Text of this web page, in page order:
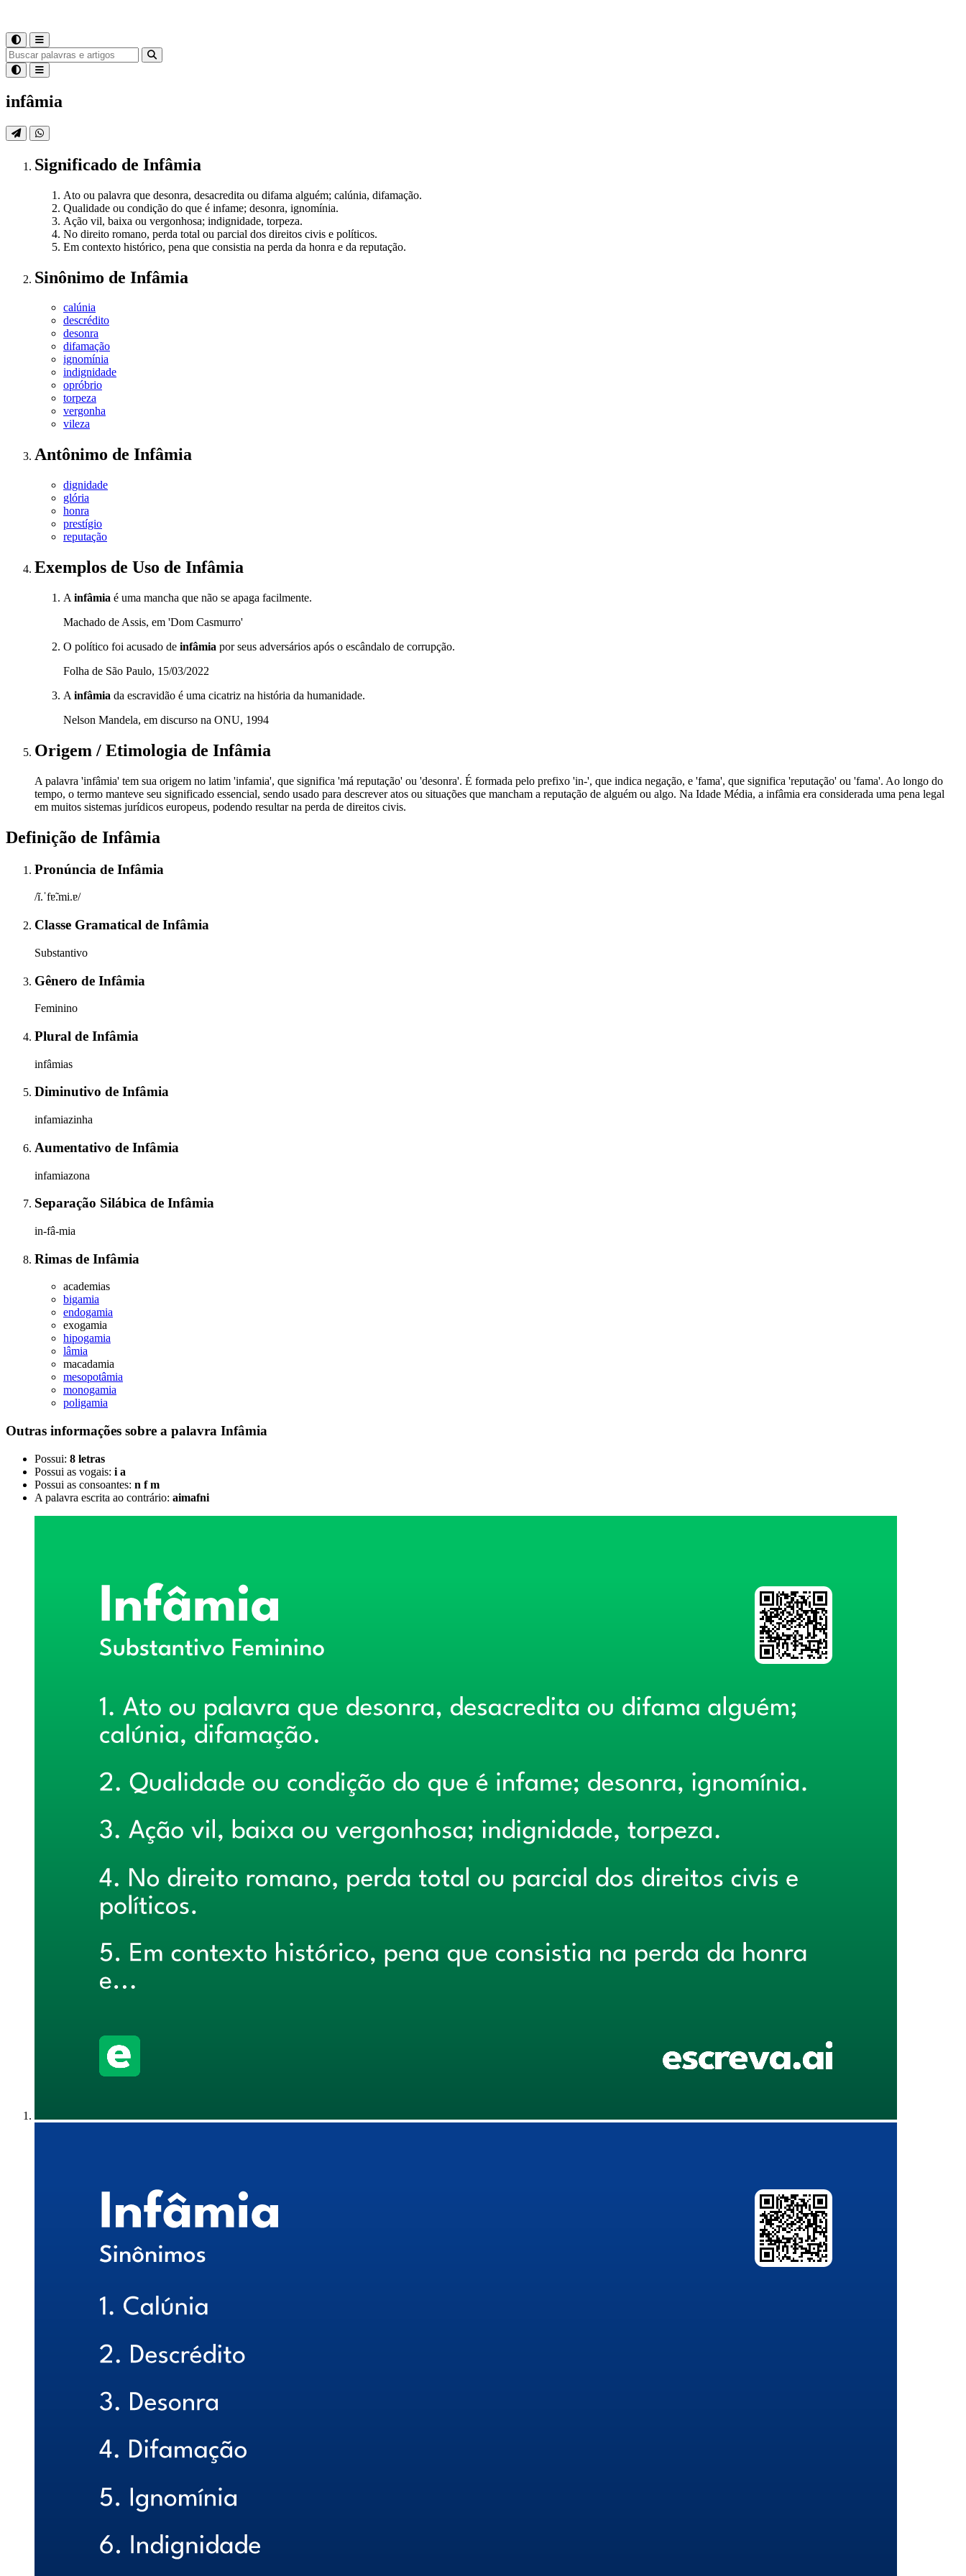
infâmia
Significado de Infâmia
Ato ou palavra que desonra, desacredita ou difama alguém; calúnia, difamação.
Qualidade ou condição do que é infame; desonra, ignomínia.
Ação vil, baixa ou vergonhosa; indignidade, torpeza.
No direito romano, perda total ou parcial dos direitos civis e políticos.
Em contexto histórico, pena que consistia na perda da honra e da reputação.
Sinônimo de Infâmia
calúnia
descrédito
desonra
difamação
ignomínia
indignidade
opróbrio
torpeza
vergonha
vileza
Antônimo de Infâmia
dignidade
glória
honra
prestígio
reputação
Exemplos de Uso de Infâmia
A infâmia é uma mancha que não se apaga facilmente.
Machado de Assis, em 'Dom Casmurro'
O político foi acusado de infâmia por seus adversários após o escândalo de corrupção.
Folha de São Paulo, 15/03/2022
A infâmia da escravidão é uma cicatriz na história da humanidade.
Nelson Mandela, em discurso na ONU, 1994
Origem / Etimologia de Infâmia
A palavra 'infâmia' tem sua origem no latim 'infamia', que significa 'má reputação' ou 'desonra'. É formada pelo prefixo 'in-', que indica negação, e 'fama', que significa 'reputação' ou 'fama'. Ao longo do
tempo, o termo manteve seu significado essencial, sendo usado para descrever atos ou situações que mancham a reputação de alguém ou algo. Na Idade Média, a infâmia era considerada uma pena legal
em muitos sistemas jurídicos europeus, podendo resultar na perda de direitos civis.
Definição de Infâmia
Pronúncia de Infâmia
/ĩ.ˈfɐ̃.mi.ɐ/
Classe Gramatical de Infâmia
Substantivo
Gênero de Infâmia
Feminino
Plural de Infâmia
infâmias
Diminutivo de Infâmia
infamiazinha
Aumentativo de Infâmia
infamiazona
Separação Silábica de Infâmia
in-fâ-mia
Rimas de Infâmia
academias
bigamia
endogamia
exogamia
hipogamia
lâmia
macadamia
mesopotâmia
monogamia
poligamia
Outras informações sobre a palavra Infâmia
Possui: 8 letras
Possui as vogais: i a
Possui as consoantes: n f m
A palavra escrita ao contrário: aimafni